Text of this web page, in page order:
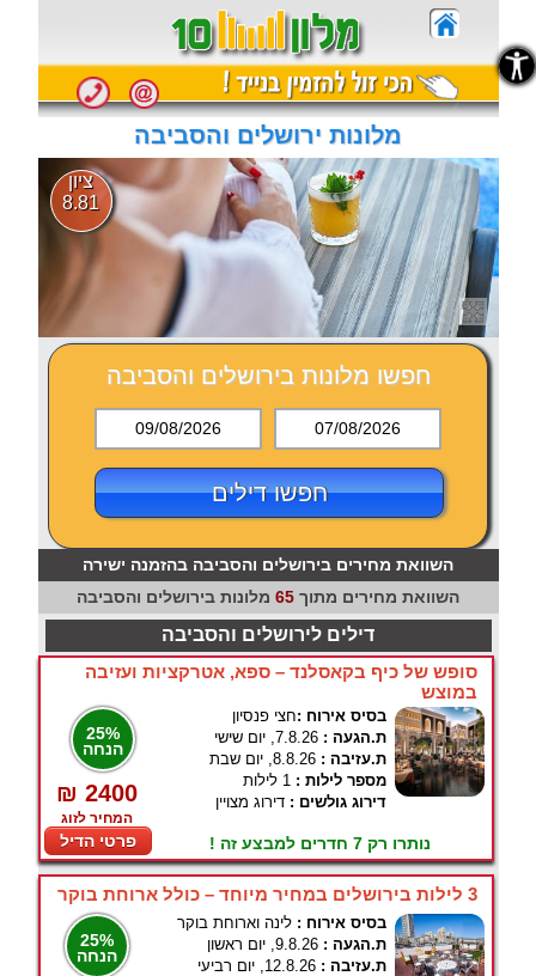
מלונות ירושלים והסביבה
ציון
8.81
חפשו מלונות בירושלים והסביבה
09/08/2026 07/08/2026
חפשו דילים
השוואת מחירים בירושלים והסביבה בהזמנה ישירה
השוואת מחירים מתוך 65 מלונות בירושלים והסביבה
דילים לירושלים והסביבה
סופש של כיף בקאסלנד – ספא, אטרקציות ועזיבה
במוצש
25%
הנחה
₪ 2400
המחיר לזוג
פרטי הדיל
בסיס אירוח :חצי פנסיון
ת.הגעה : 7.8.26, יום שישי
ת.עזיבה : 8.8.26, יום שבת
מספר לילות : 1 לילות
דירוג גולשים : דירוג מצויין
נותרו רק 7 חדרים למבצע זה !
3 לילות בירושלים במחיר מיוחד – כולל ארוחת בוקר
25%
הנחה
בסיס אירוח : לינה וארוחת בוקר
ת.הגעה : 9.8.26, יום ראשון
ת.עזיבה : 12.8.26, יום רביעי
נגישות
נגישות